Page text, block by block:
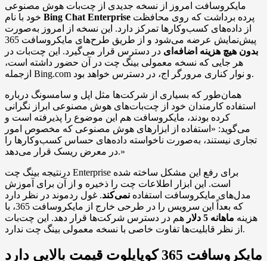
مایکروسافت امروز از نسخه جدیدی از چت‌بات هوش مصنوعی
Bing Chat Enterprise
از داده‌های کسب‌وکارها تمرکز دارد. این نسخه از امروز به‌صورت
پیش‌نمایش عرضه می‌شود و از طریق طرح‌های مایکروسافت 365
بدون هیچ هزینه اضافه‌ای در دسترس قرار می‌گیرد. این چت‌بات در
هر جایی که نسخه معمولی بینگ چت در آن حضور داشته است،
ازجمله Bing.com و نوار کناری مرورگر اج، در دسترس خواهد بود.
همان‌طور که بسیاری از شرکت‌ها مثل اپل و سامسونگ درباره
استفاده کارمندان خود از چت‌بات‌های هوش مصنوعی ابراز نگرانی
کرده بودند، مایکروسافت هم این موضوع را پذیرفته است و
می‌گوید: «استفاده از ابزارهای هوش مصنوعی که مخصوص امور
تجاری نیستند، به‌صورت ناخواسته داده‌های حساس کسب‌وکارها را
در معرض ریسک قرار می‌دهد.»
درنتیجه بینگ چت Enterprise برای رفع این مشکل ساخته شده
است. این ابزار اطلاعات چت را ذخیره و از آن برای آموزش
مدل‌های مایکروسافت استفاده نمی‌کند. غول ردموند در نظر دارد
که بعداً این سرویس را در طرحی خارج از مایکروسافت 365، با
هزینه ماهانه 5 دلار
هم در دسترس شرکت‌ها قرار دهد. این چت‌بات
از نظر قابلیت‌ها تفاوت خاصی با نسخه معمولی بینگ چت ندارد.
مایکروسافت 365 کوپایلوت قیمت بالایی دارد